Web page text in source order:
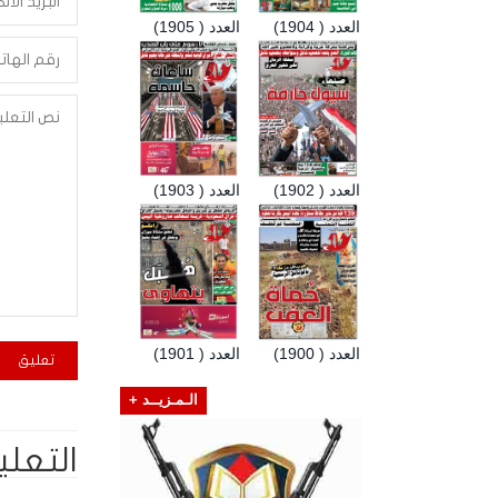
العدد ( 1905) العدد ( 1904)
العدد ( 1903) العدد ( 1902)
العدد ( 1901) العدد ( 1900)
الـمـزيــد +